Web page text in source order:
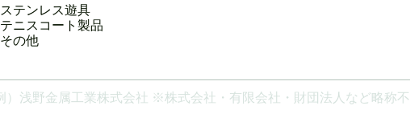
ステンレス遊具
テニスコート製品
その他